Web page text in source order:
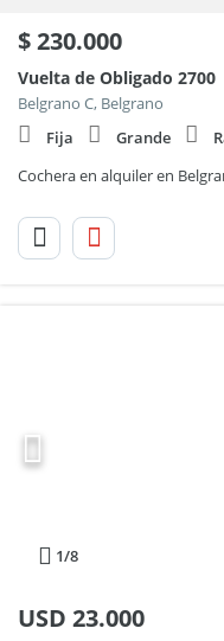
$230.000
Vuelta de Obligado 2700
Belgrano C, Belgrano
Fija
Grande
Cochera en alquiler en
1/8
USD 23.000